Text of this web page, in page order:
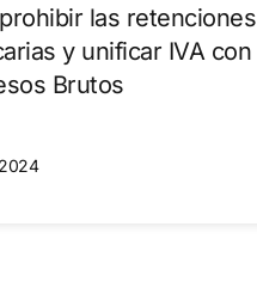
las retenciones
y unificar IVA con
Brutos